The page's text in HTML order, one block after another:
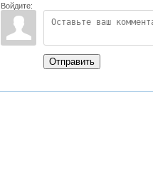
Войдите:
Отправить